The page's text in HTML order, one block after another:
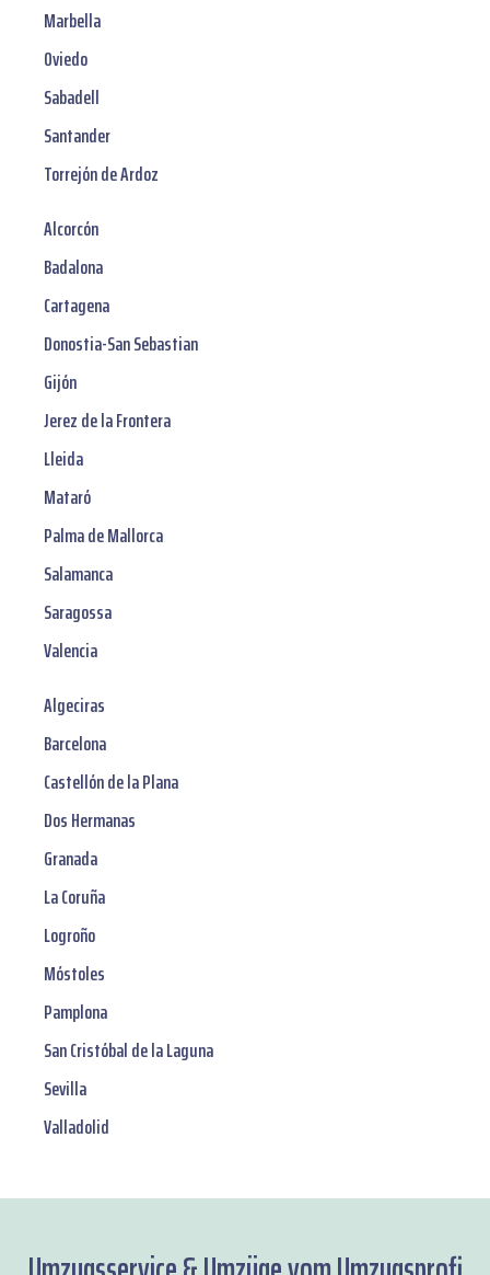
Marbella
Oviedo
Sabadell
Santander
Torrejón de Ardoz
Alcorcón
Badalona
Cartagena
Donostia-San Sebastian
Gijón
Jerez de la Frontera
Lleida
Mataró
Palma de Mallorca
Salamanca
Saragossa
Valencia
Algeciras
Barcelona
Castellón de la Plana
Dos Hermanas
Granada
La Coruña
Logroño
Móstoles
Pamplona
San Cristóbal de la Laguna
Sevilla
Valladolid